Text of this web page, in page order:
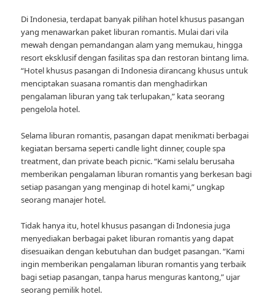
Di Indonesia, terdapat banyak pilihan hotel khusus pasangan
yang menawarkan paket liburan romantis. Mulai dari vila
mewah dengan pemandangan alam yang memukau, hingga
resort eksklusif dengan fasilitas spa dan restoran bintang lima.
“Hotel khusus pasangan di Indonesia dirancang khusus untuk
menciptakan suasana romantis dan menghadirkan
pengalaman liburan yang tak terlupakan,” kata seorang
pengelola hotel.
Selama liburan romantis, pasangan dapat menikmati berbagai
kegiatan bersama seperti candle light dinner, couple spa
treatment, dan private beach picnic. “Kami selalu berusaha
memberikan pengalaman liburan romantis yang berkesan bagi
setiap pasangan yang menginap di hotel kami,” ungkap
seorang manajer hotel.
Tidak hanya itu, hotel khusus pasangan di Indonesia juga
menyediakan berbagai paket liburan romantis yang dapat
disesuaikan dengan kebutuhan dan budget pasangan. “Kami
ingin memberikan pengalaman liburan romantis yang terbaik
bagi setiap pasangan, tanpa harus menguras kantong,” ujar
seorang pemilik hotel.